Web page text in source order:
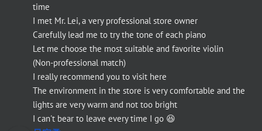
time
I met Mr. Lei, a very professional store owner
Carefully lead me to try the tone of each piano
Let me choose the most suitable and favorite violin
(Non-professional match)
I really recommend you to visit here
The environment in the store is very comfortable and the
lights are very warm and not too bright
I can't bear to leave every time I go 😆